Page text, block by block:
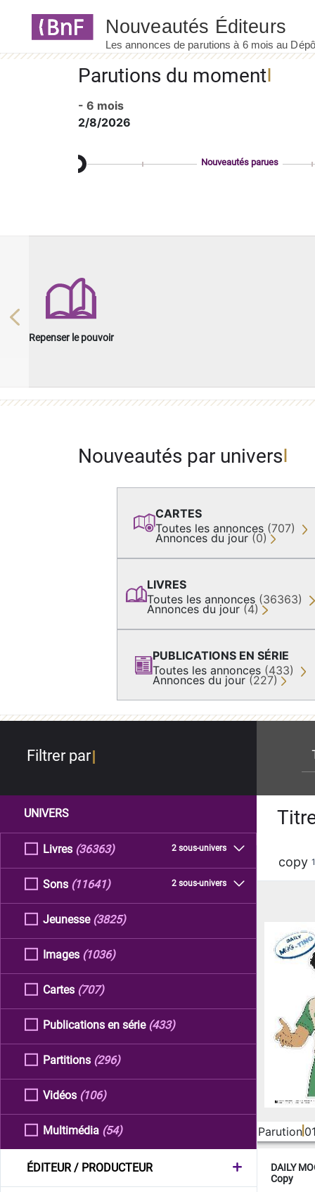
Parutions du moment
- 6 mois
2/8/2026
Nouveautés parues
Repenser le pouvoir
Previous
Nouveautés par univers
CARTES
Toutes les annonces (707)
Annonces du jour (0)
LIVRES
Toutes les annonces (36363)
Annonces du jour (4)
PUBLICATIONS EN SÉRIE
Toutes les annonces (433)
Annonces du jour (227)
Filtrer par
UNIVERS
Livres 2 sous-univers
(36363)
Sons 2 sous-univers
(11641)
Jeunesse (3825)
Images (1036)
Cartes (707)
Publications en série (433)
Partitions (296)
Vidéos (106)
Multimédia (54)
ÉDITEUR / PRODUCTEUR
copy
Parution
DAILY
Copy